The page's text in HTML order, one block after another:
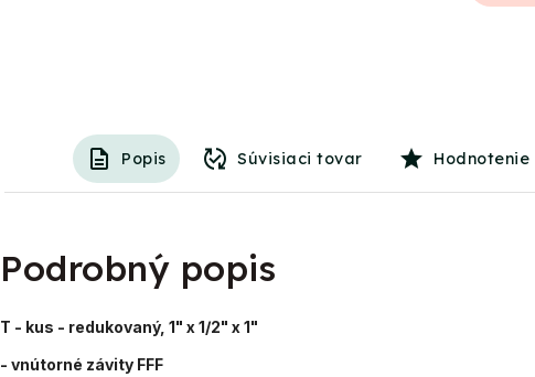
Popis Súvisiaci tovar Hodnotenie
Podrobný popis
T - kus - redukovaný, 1" x 1/2" x 1"
- vnútorné závity FFF